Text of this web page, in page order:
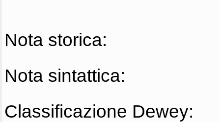
Nota storica:
Nota sintattica:
Classificazione Dewey: